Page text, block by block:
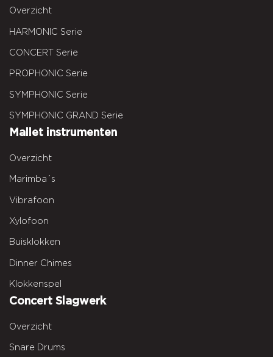
Overzicht
HARMONIC Serie
CONCERT Serie
PROPHONIC Serie
SYMPHONIC Serie
SYMPHONIC GRAND Serie
Mallet instrumenten
Overzicht
Marimba´s
Vibrafoon
Xylofoon
Buisklokken
Dinner Chimes
Klokkenspel
Concert Slagwerk
Overzicht
Snare Drums